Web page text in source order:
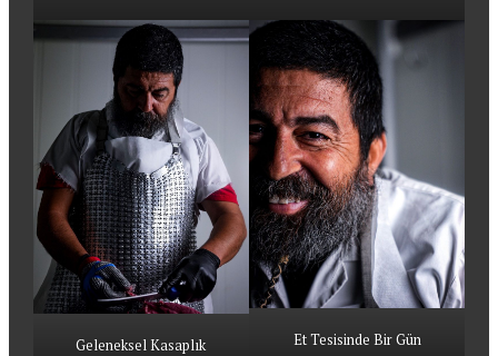
Geleneksel Kasaplık Et Tesisinde Bir Gün